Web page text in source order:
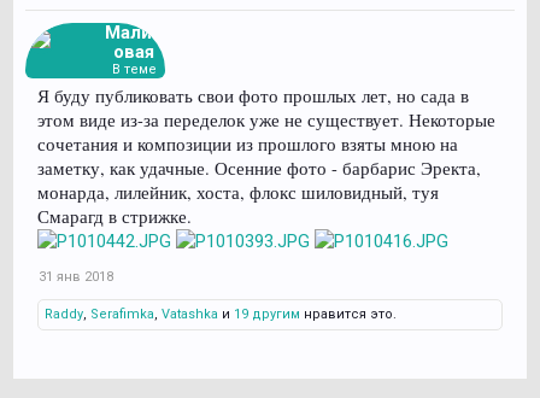
Малин
овая
В теме
Я буду публиковать свои фото прошлых лет, но сада в
этом виде из-за переделок уже не существует. Некоторые
сочетания и композиции из прошлого взяты мною на
заметку, как удачные. Осенние фото - барбарис Эректа,
монарда, лилейник, хоста, флокс шиловидный, туя
Смарагд в стрижке.
31 янв 2018
Raddy, Serafimka, Vatashka и 19 другим нравится это.